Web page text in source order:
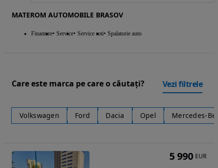
MATEROM AUTOMOBILE BRASOV
Finantare Service Service roti Spalatorie auto
Care este marca pe care o căutați? Vezi filtrele
Volkswagen Ford Dacia Opel Mercedes-
5 990 EUR